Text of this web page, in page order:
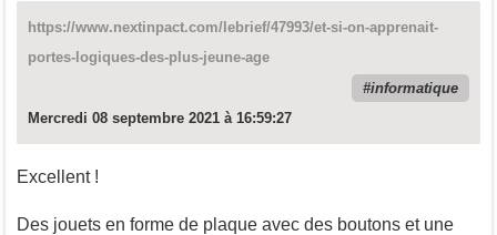
https://www.nextinpact.com/lebrief/47993/et-si-on-apprenait-
portes-logiques-des-plus-jeune-age
informatique
Mercredi 08 septembre 2021 à 16:59:27
Excellent !
Des jouets en forme de plaque avec des boutons et une